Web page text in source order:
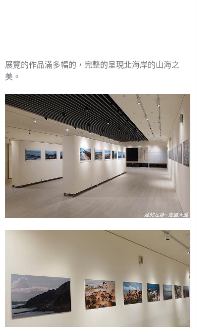
展覽的作品滿多幅的，完整的呈現北海岸的山海之
美。